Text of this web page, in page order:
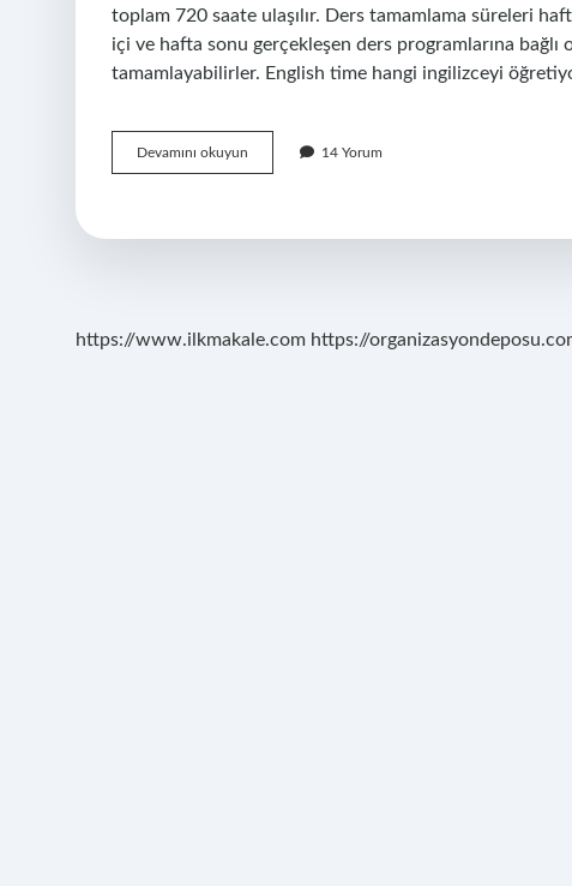
toplam 720 saate ulaşılır. Ders tamamlama süreleri
içi ve hafta sonu gerçekleşen ders programlarına
tamamlayabilirler. English time hangi ingilizceyi
Devamını okuyun
Time
Mu
14 Yorum
https://www.ilkmakale.com https://